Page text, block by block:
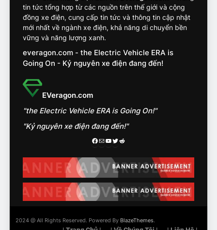
15
Chủ xe điện kể chuyện về
‘cảnh vệ’ ADAS, ‘trợ lý’ ViVi
trên ngàn dặm đường
CÔNG NGHỆ AI, TỰ LÁI, ADAS,
ROBOTAXI
ĐÁNH GIÁ XE
16
Chọn VinFast VF8 hay Santa
Fe, Fortuner ?
ĐÁNH GIÁ XE
Đánh giá nhanh Vinfast VF5
vừa ra mắt tại Việt Nam – có
gì đấu với đối thủ?
ĐÁNH GIÁ XE
Những trải nghiệm đỉnh cao
tin tức tổng hợp từ các nguồn trên thế giới và cộng
đồng xe điện, cung cấp tin tức và thông tin cập nhật
mới nhất về ngành xe điện, khả năng di chuyển bền
vững và năng lượng xanh.
everagon.com - the Electric Vehicle ERA is
Going On - Kỷ nguyên xe điện đang đến!
EVeragon.com
"the Electric Vehicle ERA is Going On!"
"Kỷ nguyên xe điện đang đến!"
Facebook
MailYoutube
Twitter
2024 @ All Rights Reserved. Powered By BlazeThemes.